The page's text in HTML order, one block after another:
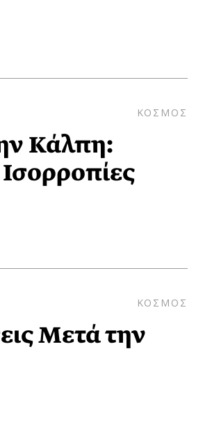
ΚΟΣΜΟΣ
Κάλπη:
ΚΟΣΜΟΣ
Μετά την